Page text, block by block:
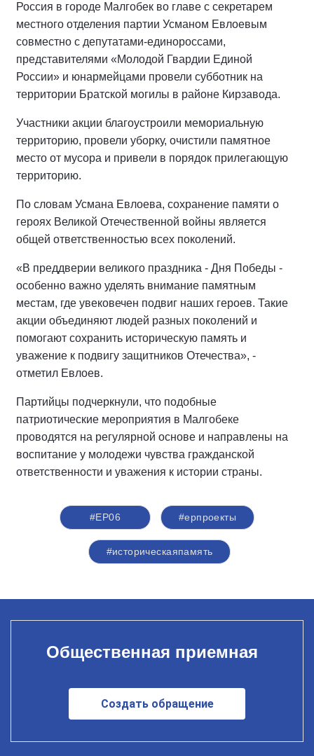
Россия в городе Малгобек во главе с секретарем
местного отделения партии Усманом Евлоевым
совместно с депутатами-единороссами,
представителями «Молодой Гвардии Единой
России» и юнармейцами провели субботник на
территории Братской могилы в районе Кирзавода.
Участники акции благоустроили мемориальную
территорию, провели уборку, очистили памятное
место от мусора и привели в порядок прилегающую
территорию.
По словам Усмана Евлоева, сохранение памяти о
героях Великой Отечественной войны является
общей ответственностью всех поколений.
«В преддверии великого праздника - Дня Победы -
особенно важно уделять внимание памятным
местам, где увековечен подвиг наших героев. Такие
акции объединяют людей разных поколений и
помогают сохранить историческую память и
уважение к подвигу защитников Отечества», -
отметил Евлоев.
Партийцы подчеркнули, что подобные
патриотические мероприятия в Малгобеке
проводятся на регулярной основе и направлены на
воспитание у молодежи чувства гражданской
ответственности и уважения к истории страны.
#ЕР06 #ерпроекты
#историческаяпамять
Общественная приемная
Создать обращение